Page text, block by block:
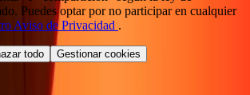
Puedes optar por no participar en cualquier
Aviso de Privacidad .
todo Gestionar cookies